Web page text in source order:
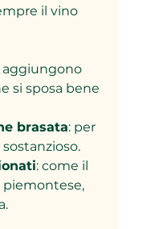
il vino
aggiungono
si sposa bene
brasata: per
: come il
piemontese,